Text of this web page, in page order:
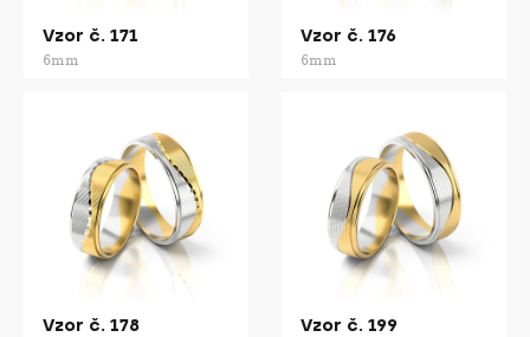
Vzor č. 171
6mm
Vzor č. 176
6mm
Vzor č. 178 Vzor č. 199